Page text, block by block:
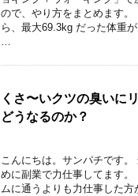
ので、やり方をまとめます
ら、最大69.3kg だった体重
…
くさ〜いクツの臭いに
どうなるのか？
こんにちは。サンパチです
めに副業で力仕事してます。
ムに通うよりも力仕事した方